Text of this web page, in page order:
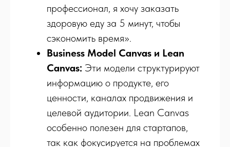
профессионал, я хочу заказать
здоровую еду за 5 минут, чтобы
сэкономить время».
Business Model Canvas и Lean
Canvas: Эти модели структурируют
информацию о продукте, его
ценности, каналах продвижения и
целевой аудитории. Lean Canvas
особенно полезен для стартапов,
так как фокусируется на проблемах